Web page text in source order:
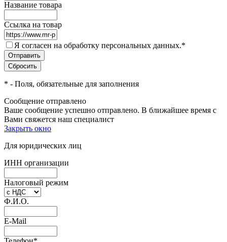
Название товара
Ссылка на товар
Я согласен на обработку персональных данных.*
* - Поля, обязательные для заполнения
Сообщение отправлено
Ваше сообщение успешно отправлено. В ближайшее время с
Вами свяжется наш специалист
Закрыть окно
Для юридических лиц
ИНН организации
Налоговый режим
Ф.И.О.
E-Mail